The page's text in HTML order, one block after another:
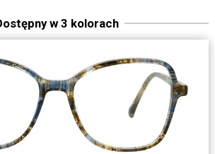
w 3 kolorach